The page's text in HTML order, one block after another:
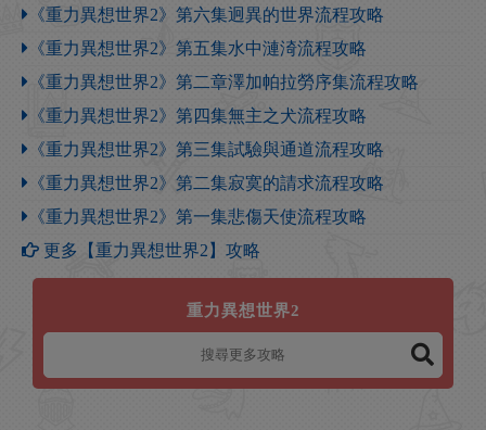
《重力異想世界2》第六集迥異的世界流程攻略
《重力異想世界2》第五集水中漣渏流程攻略
《重力異想世界2》第二章澤加帕拉勞序集流程攻略
《重力異想世界2》第四集無主之犬流程攻略
《重力異想世界2》第三集試驗與通道流程攻略
《重力異想世界2》第二集寂寞的請求流程攻略
《重力異想世界2》第一集悲傷天使流程攻略
更多【重力異想世界2】攻略
重力異想世界2